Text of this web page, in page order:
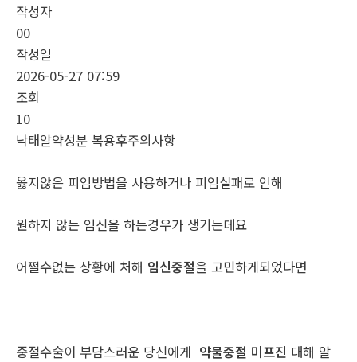
작성자
00
작성일
2026-05-27 07:59
조회
10
낙태알약성분 복용후주의사항
옳지않은 피임방법을 사용하거나 피임실패로 인해
원하지 않는 임신을 하는경우가 생기는데요
어쩔수없는 상황에 처해 임신중절을 고민하게되었다면
중절수술이 부담스러운 당신에게 약물중절 미프진 대해 알